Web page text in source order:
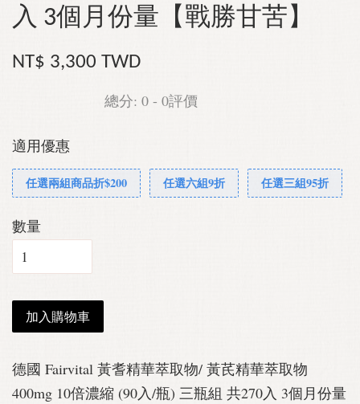
入 3個月份量【戰勝甘苦】
NT$ 3,300 TWD
總分: 0 - 0評價
適用優惠
任選兩組商品折$200 任選六組9折 任選三組95折
數量
加入購物車
德國 Fairvital 黃耆精華萃取物/ 黃芪精華萃取物
400mg 10倍濃縮 (90入/瓶) 三瓶組 共270入 3個月份量